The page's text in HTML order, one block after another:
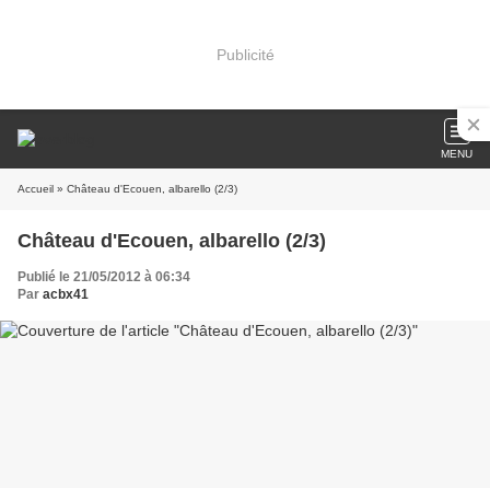
Publicité
MENU
Accueil » Château d'Ecouen, albarello (2/3)
Château d'Ecouen, albarello (2/3)
Publié le 21/05/2012 à 06:34
Par acbx41